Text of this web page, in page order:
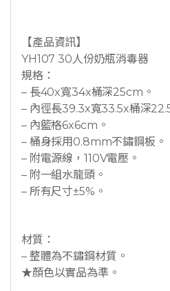
【產品資訊】
YH107 30人份奶瓶消毒器
規格：
– 長40x寬34x桶深25cm。
– 內徑長39.3x寬33.5x桶深
– 內籃格6x6cm。
– 桶身採用0.8mm不鏽鋼板。
– 附電源線，110V電壓。
– 附一組水龍頭。
– 所有尺寸±5%。
材質：
– 整體為不鏽鋼材質。
★顏色以實品為準。